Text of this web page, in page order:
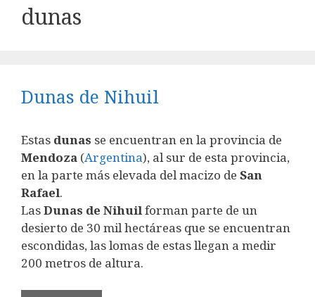
dunas
Dunas de Nihuil
Estas dunas se encuentran en la provincia de
Mendoza (Argentina), al sur de esta provincia,
en la parte más elevada del macizo de San
Rafael.
LasDunas de Nihuilforman parte de un
desierto de 30 mil hectáreas que se encuentran
escondidas, las lomas de estas llegan a medir
200 metros de altura.